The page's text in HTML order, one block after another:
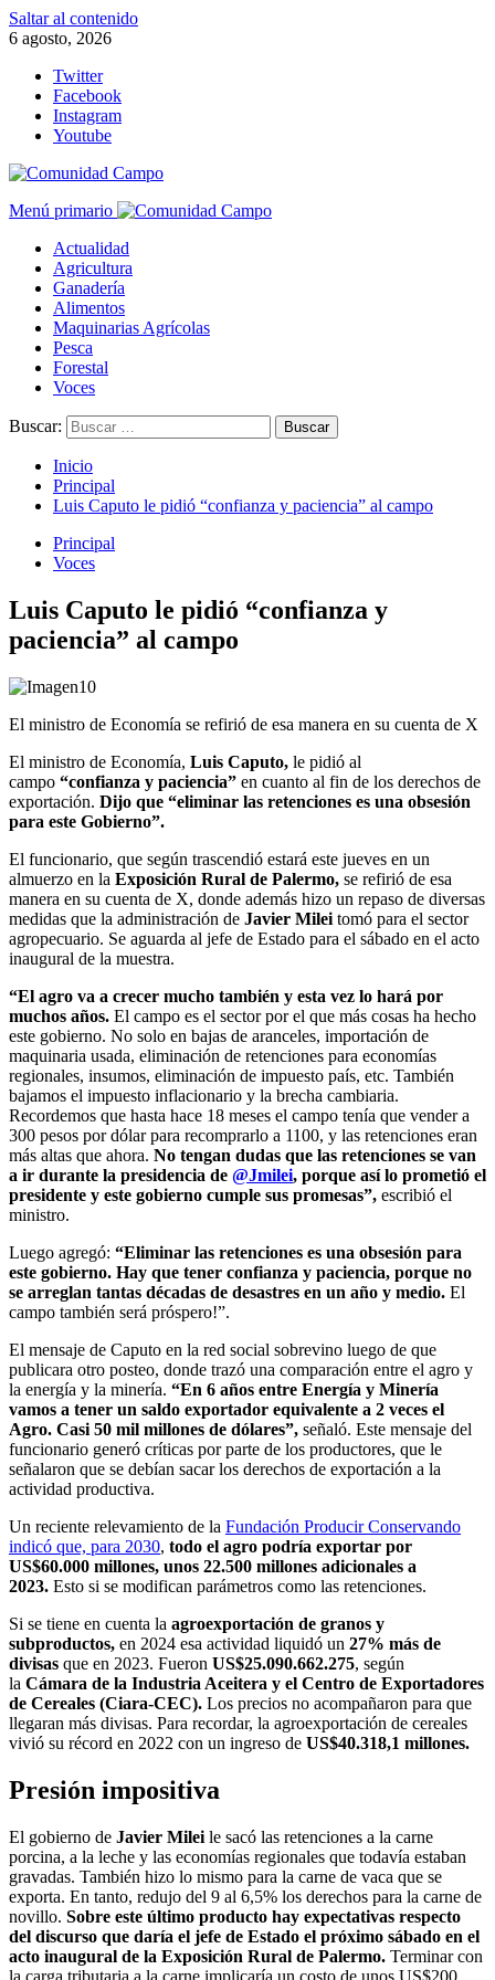
Saltar al contenido
6 agosto, 2026
Twitter
Facebook
Instagram
Youtube
Menú primario
Actualidad
Agricultura
Ganadería
Alimentos
Maquinarias Agrícolas
Pesca
Forestal
Voces
Buscar:
Inicio
Principal
Luis Caputo le pidió “confianza y paciencia” al campo
Principal
Voces
Luis Caputo le pidió “confianza y
paciencia” al campo
El ministro de Economía se refirió de esa manera en su cuenta de X
El ministro de Economía, Luis Caputo, le pidió al
campo “confianza y paciencia” en cuanto al fin de los derechos de
exportación. Dijo que “eliminar las retenciones es una obsesión
para este Gobierno”.
El funcionario, que según trascendió estará este jueves en un
almuerzo en la Exposición Rural de Palermo, se refirió de esa
manera en su cuenta de X, donde además hizo un repaso de diversas
medidas que la administración de Javier Milei tomó para el sector
agropecuario. Se aguarda al jefe de Estado para el sábado en el acto
inaugural de la muestra.
“El agro va a crecer mucho también y esta vez lo hará por
muchos años. El campo es el sector por el que más cosas ha hecho
este gobierno. No solo en bajas de aranceles, importación de
maquinaria usada, eliminación de retenciones para economías
regionales, insumos, eliminación de impuesto país, etc. También
bajamos el impuesto inflacionario y la brecha cambiaria.
Recordemos que hasta hace 18 meses el campo tenía que vender a
300 pesos por dólar para recomprarlo a 1100, y las retenciones eran
más altas que ahora. No tengan dudas que las retenciones se van
a ir durante la presidencia de @Jmilei, porque así lo prometió el
presidente y este gobierno cumple sus promesas”, escribió el
ministro.
Luego agregó: “Eliminar las retenciones es una obsesión para
este gobierno. Hay que tener confianza y paciencia, porque no
se arreglan tantas décadas de desastres en un año y medio. El
campo también será próspero!”.
El mensaje de Caputo en la red social sobrevino luego de que
publicara otro posteo, donde trazó una comparación entre el agro y
la energía y la minería. “En 6 años entre Energía y Minería
vamos a tener un saldo exportador equivalente a 2 veces el
Agro. Casi 50 mil millones de dólares”, señaló. Este mensaje del
funcionario generó críticas por parte de los productores, que le
señalaron que se debían sacar los derechos de exportación a la
actividad productiva.
Un reciente relevamiento de la Fundación Producir Conservando
indicó que, para 2030, todo el agro podría exportar por
US$60.000 millones, unos 22.500 millones adicionales a
2023. Esto si se modifican parámetros como las retenciones.
Si se tiene en cuenta la agroexportación de granos y
subproductos, en 2024 esa actividad liquidó un 27% más de
divisas que en 2023. Fueron US$25.090.662.275, según
la Cámara de la Industria Aceitera y el Centro de Exportadores
de Cereales (Ciara-CEC). Los precios no acompañaron para que
llegaran más divisas. Para recordar, la agroexportación de cereales
vivió su récord en 2022 con un ingreso de US$40.318,1 millones.
Presión impositiva
El gobierno de Javier Milei le sacó las retenciones a la carne
porcina, a la leche y las economías regionales que todavía estaban
gravadas. También hizo lo mismo para la carne de vaca que se
exporta. En tanto, redujo del 9 al 6,5% los derechos para la carne de
novillo. Sobre este último producto hay expectativas respecto
del discurso que daría el jefe de Estado el próximo sábado en el
acto inaugural de la Exposición Rural de Palermo. Terminar con
la carga tributaria a la carne implicaría un costo de unos US$200